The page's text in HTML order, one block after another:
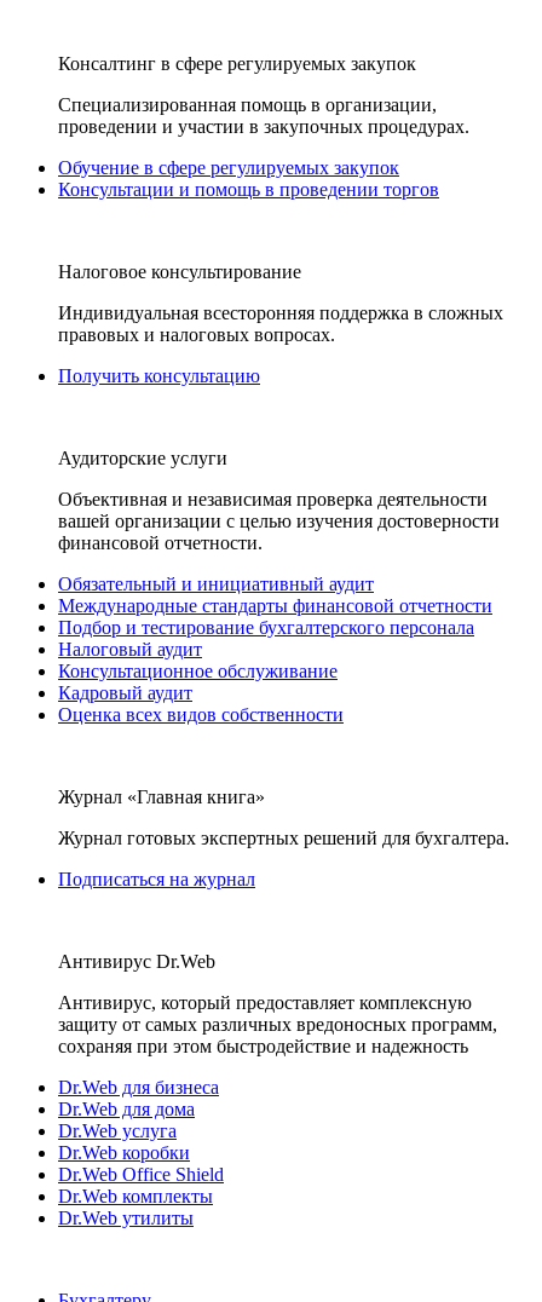
Консалтинг в сфере регулируемых закупок
Специализированная помощь в организации,
проведении и участии в закупочных процедурах.
Обучение в сфере регулируемых закупок
Консультации и помощь в проведении торгов
Налоговое консультирование
Индивидуальная всесторонняя поддержка в сложных
правовых и налоговых вопросах.
Получить консультацию
Аудиторские услуги
Объективная и независимая проверка деятельности
вашей организации с целью изучения достоверности
финансовой отчетности.
Обязательный и инициативный аудит
Международные стандарты финансовой отчетности
Подбор и тестирование бухгалтерского персонала
Налоговый аудит
Консультационное обслуживание
Кадровый аудит
Оценка всех видов собственности
Журнал «Главная книга»
Журнал готовых экспертных решений для бухгалтера.
Подписаться на журнал
Антивирус Dr.Web
Антивирус, который предоставляет комплексную
защиту от самых различных вредоносных программ,
сохраняя при этом быстродействие и надежность
Dr.Web для бизнеса
Dr.Web для дома
Dr.Web услуга
Dr.Web коробки
Dr.Web Office Shield
Dr.Web комплекты
Dr.Web утилиты